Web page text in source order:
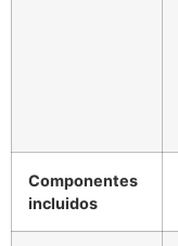
Componentes
incluidos